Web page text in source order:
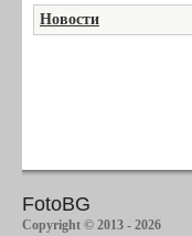
Новости
FotoBG
Copyright © 2013 - 2026